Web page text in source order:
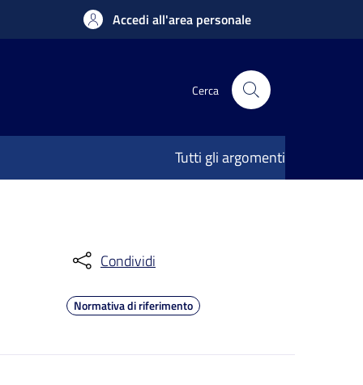
Accedi all'area personale
Cerca
Tutti gli argomenti
Condividi
Normativa di riferimento